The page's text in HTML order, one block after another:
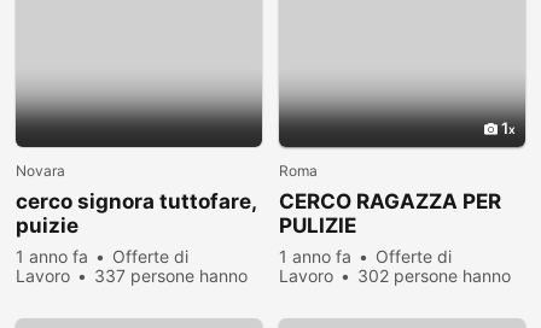
Novara
cerco signora tuttofare,
puizie
1 anno fa
Offerte di
Lavoro
337 persone hanno
1
Roma
CERCO RAGAZZA PER
PULIZIE
1 anno fa
Offerte di
Lavoro
302 persone hanno